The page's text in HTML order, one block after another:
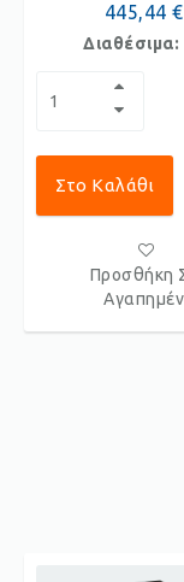
445,44 €
Διαθέσιμα:
Στο Καλάθι
Προσθήκη